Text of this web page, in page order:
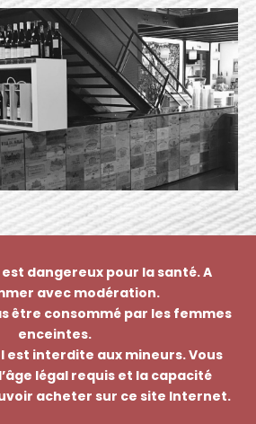
est dangereux pour la santé. A
avec modération.
être consommé par les femmes
enceintes.
est interdite aux mineurs. Vous
légal requis et la capacité
acheter sur ce site Internet.